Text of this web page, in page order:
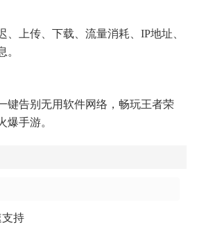
、上传、下载、流量消耗、IP地址、
。
键告别无用软件网络，畅玩王者荣
爆手游。
支持